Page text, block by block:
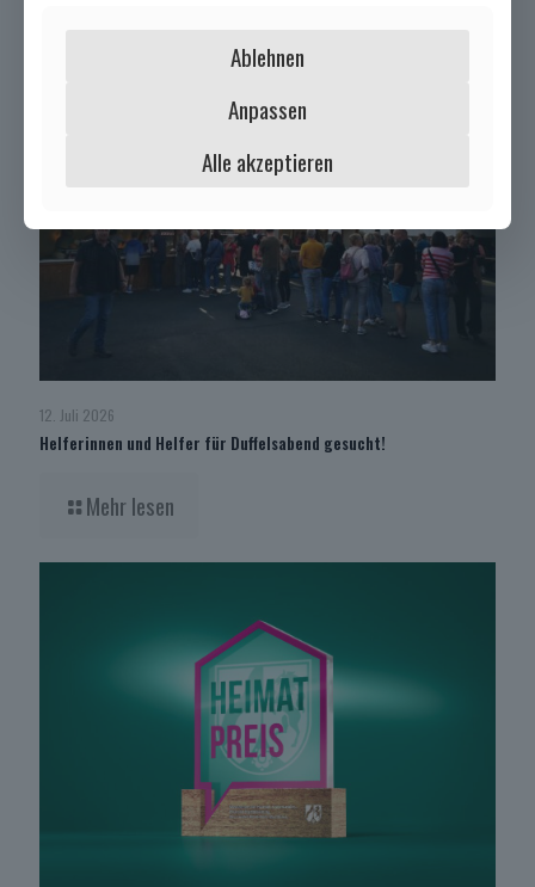
12. Juli 2026
Helferinnen und Helfer für Duffelsabend gesucht!
Mehr lesen
Ablehnen
Anpassen
Alle akzeptieren